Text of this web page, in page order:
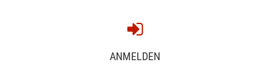
ANMELDEN